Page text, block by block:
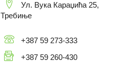
Ул. Вука Караџића 25,
Требиње
+387 59 273-333
+387 59 260-430